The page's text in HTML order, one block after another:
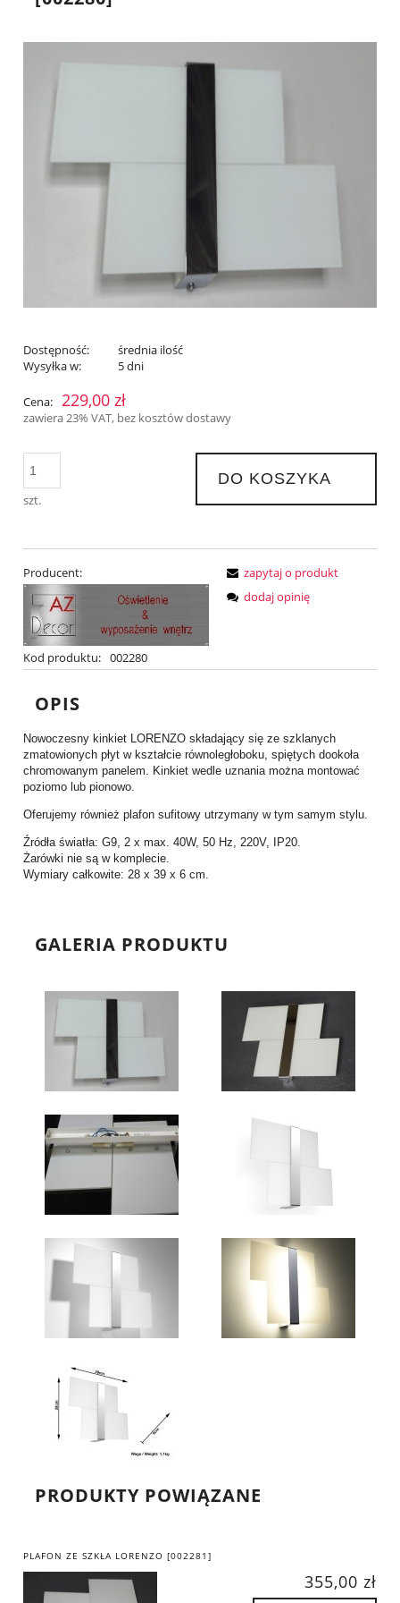
Dostępność:
średnia ilość
Wysyłka w:
5 dni
Cena: 229,00 zł
zawiera 23% VAT, bez kosztów dostawy
szt.
DO KOSZYKA
Producent:
Kod produktu: 002280
zapytaj o produkt
dodaj opinię
OPIS
Nowoczesny kinkiet LORENZO składający się ze szklanych
zmatowionych płyt w kształcie równoległoboku, spiętych dookoła
chromowanym panelem. Kinkiet wedle uznania można montować
poziomo lub pionowo.
Oferujemy również plafon sufitowy utrzymany w tym samym stylu.
Źródła światła: G9, 2 x max. 40W, 50 Hz, 220V, IP20.
Żarówki nie są w komplecie.
Wymiary całkowite: 28 x 39 x 6 cm.
GALERIA PRODUKTU
PRODUKTY POWIĄZANE
PLAFON ZE SZKŁA LORENZO [002281]
355,00 zł